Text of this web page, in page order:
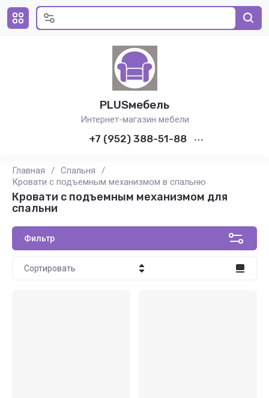
PLUSмебель
Интернет-магазин мебели
+7 (952) 388-51-88
Главная / Спальня
/
Кровати с подъемным механизмом в спальню
Кровати с подъемным механизмом для
спальни
Фильтр
Сортировать